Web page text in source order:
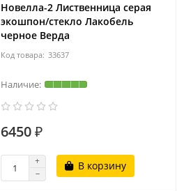
Новелла-2 Лиственница серая
экошпон/стекло Лакобель
черное Верда
33637
6450 ₽
В корзину